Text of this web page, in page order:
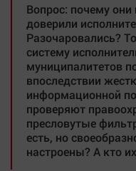
Прогулки по городу Ч
Спецпроект
Статистика
Челябинск космический
Другие рубрики
Bookworms
English version
Вопрос: почему
доверили
Разочаровались?
систему
муниципалитетов
впоследствии
информационной
проверяют
пресловутые
есть, но
настроены? А кто